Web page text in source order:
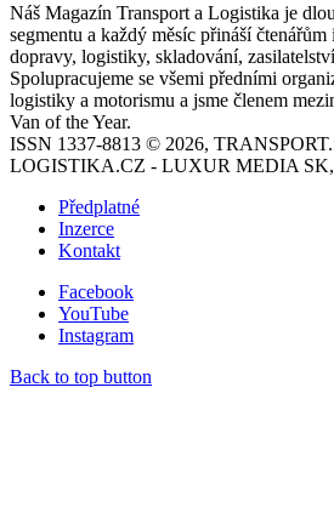
Náš Magazín Transport a Logistika je
segmentu a každý měsíc přináší čtenářům
dopravy, logistiky, skladování,
Spolupracujeme se všemi předními
logistiky a motorismu a jsme členem
Van of the Year.
ISSN 1337-8813 © 2026,
LOGISTIKA.CZ - LUXUR MEDIA SK,
Předplatné
Inzerce
Kontakt
Facebook
YouTube
Instagram
Back to top button